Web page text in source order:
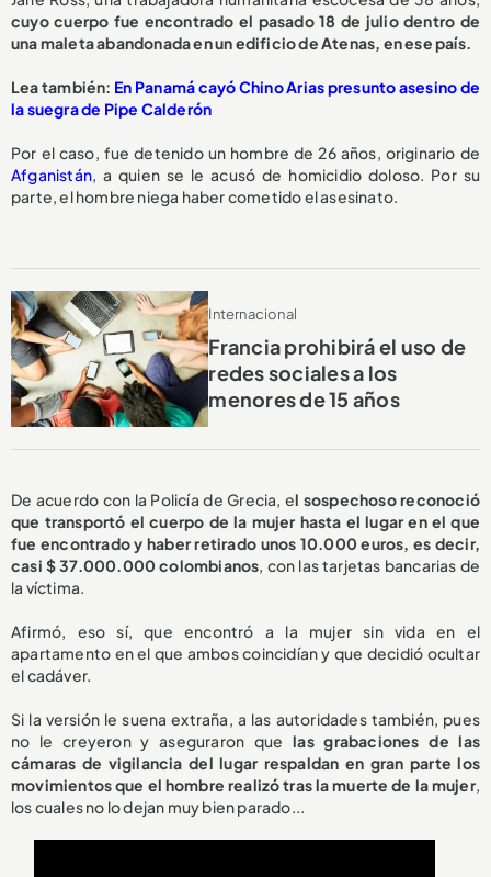
cuyo cuerpo fue encontrado el pasado 18 de julio dentro de
una maleta abandonada en un edificio de Atenas, en ese país.
Lea también: En Panamá cayó Chino Arias presunto asesino de
la suegra de Pipe Calderón
Por el caso, fue detenido un hombre de 26 años, originario de
Afganistán, a quien se le acusó de homicidio doloso. Por su
parte, el hombre niega haber cometido el asesinato.
Internacional
Francia prohibirá el uso de
redes sociales a los
menores de 15 años
De acuerdo con la Policía de Grecia, el sospechoso reconoció
que transportó el cuerpo de la mujer hasta el lugar en el que
fue encontrado y haber retirado unos 10.000 euros, es decir,
casi $ 37.000.000 colombianos, con las tarjetas bancarias de
la víctima.
Afirmó, eso sí, que encontró a la mujer sin vida en el
apartamento en el que ambos coincidían y que decidió ocultar
el cadáver.
Si la versión le suena extraña, a las autoridades también, pues
no le creyeron y aseguraron quelas grabaciones de las
cámaras de vigilancia del lugar respaldan en gran parte los
movimientos que el hombre realizó tras la muerte de la mujer,
los cuales no lo dejan muy bien parado...